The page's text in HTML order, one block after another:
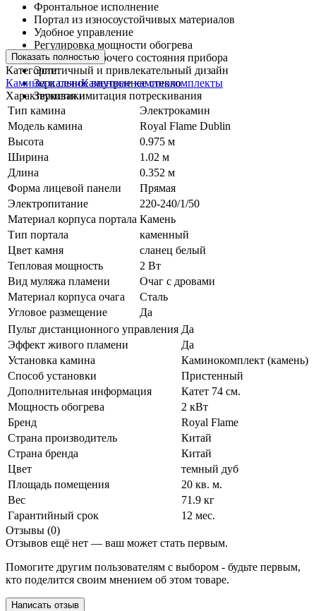
Фронтальное исполнение
Портал из износоустойчивых материалов
Удобное управление
Регулировка мощности обогрева
Индикатор рабочего состояния прибора
Эстетичный и привлекательный дизайн
Зеркальное внутреннее стекло
Звуковая имитация потрескивания
Показать полностью
Категории:
Камины и печиКаменные каминокомплекты
Характеристики
Тип камина
Электрокамин
Модель камина
Royal Flame Dublin
Высота
0.975 м
Ширина
1.02 м
Длина
0.352 м
Форма лицевой панели
Прямая
Электропитание
220-240/1/50
Материал корпуса портала Камень
Тип портала
каменный
Цвет камня
сланец белый
Тепловая мощность
2 Вт
Вид муляжа пламени
Очаг с дровами
Материал корпуса очага
Сталь
Угловое размещение
Да
Пульт дистанционного управления Да
Эффект живого пламени
Да
Установка камина
Каминокомплект (камень)
Способ установки
Пристенный
Дополнительная информация
Катет 74 см.
Мощность обогрева
2 кВт
Бренд
Royal Flame
Страна производитель
Китай
Страна бренда
Китай
Цвет
темный дуб
Площадь помещения
20 кв. м.
Вес
71.9 кг
Гарантийный срок
12 мес.
Отзывы (0)
Отзывов ещё нет — ваш может стать первым.
Помогите другим пользователям с выбором - будьте первым,
кто поделится своим мнением об этом товаре.
Написать отзыв